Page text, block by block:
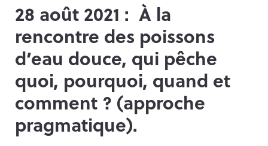
28 août 2021 : À la
rencontre des poissons
d’eau douce, qui pêche
quoi, pourquoi, quand et
comment ? (approche
pragmatique).